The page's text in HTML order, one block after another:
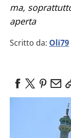
ma,
aperta
Scritto da: Oli79